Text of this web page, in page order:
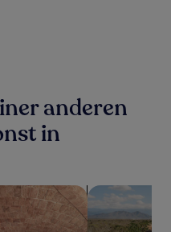
anderen
in
Unterkünften
Unterkünften mit
Suche nach